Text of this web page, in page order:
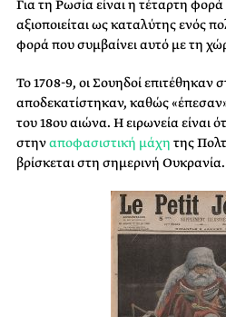
Για τη Ρωσία είναι η τέταρτη
αξιοποιείται ως καταλύτης ενός
φορά που συμβαίνει αυτό με τη
Το 1708-9, οι Σουηδοί επιτέθηκαν
αποδεκατίστηκαν, καθώς
του 18ου αιώνα. Η ειρωνεία είναι
στηναποφασιστική μάχη της
βρίσκεται στη σημερινή Ουκρανία.